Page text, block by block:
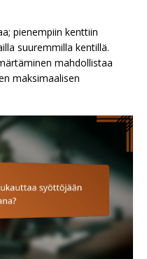
pienempiin kenttiin
suuremmilla kentillä.
mahdollistaa
maksimaalisen